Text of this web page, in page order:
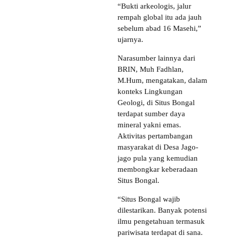
“Bukti arkeologis, jalur
rempah global itu ada jauh
sebelum abad 16 Masehi,”
ujarnya.
Narasumber lainnya dari
BRIN, Muh Fadhlan,
M.Hum, mengatakan, dalam
konteks Lingkungan
Geologi, di Situs Bongal
terdapat sumber daya
mineral yakni emas.
Aktivitas pertambangan
masyarakat di Desa Jago-
jago pula yang kemudian
membongkar keberadaan
Situs Bongal.
“Situs Bongal wajib
dilestarikan. Banyak potensi
ilmu pengetahuan termasuk
pariwisata terdapat di sana.